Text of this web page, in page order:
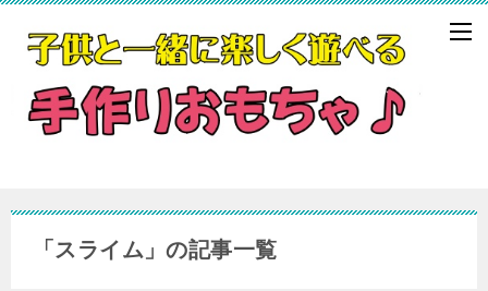
「スライム」の記事一覧